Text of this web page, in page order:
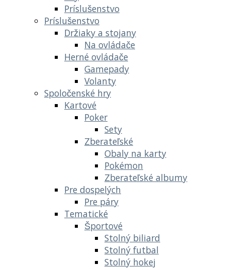
Príslušenstvo
Príslušenstvo
Držiaky a stojany
Na ovládače
Herné ovládače
Gamepady
Volanty
Spoločenské hry
Kartové
Poker
Sety
Zberateľské
Obaly na karty
Pokémon
Zberateľské albumy
Pre dospelých
Pre páry
Tematické
Športové
Stolný biliard
Stolný futbal
Stolný hokej